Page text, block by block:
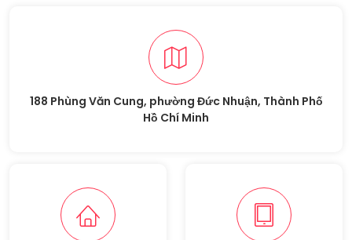
188 Phùng Văn Cung, phường Đức Nhuận, Thành Phố
Hồ Chí Minh